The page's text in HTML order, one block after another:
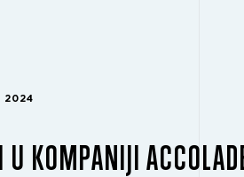
2024
KOMPANIJI